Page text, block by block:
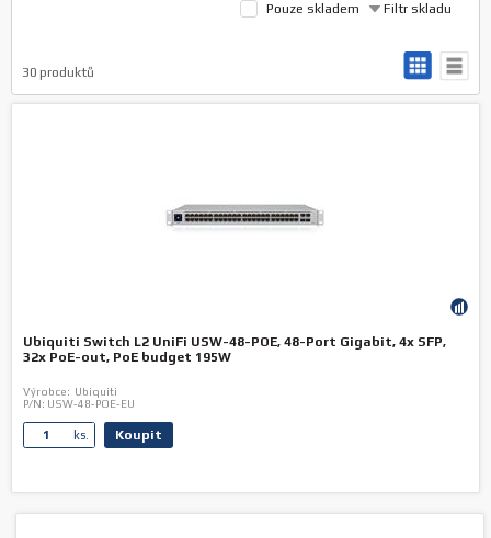
Filtr skladu
Pouze skladem
30 produktů
Ubiquiti Switch L2 UniFi USW-48-POE, 48-Port Gigabit, 4x SFP,
32x PoE-out, PoE budget 195W
Výrobce: Ubiquiti
P/N: USW-48-POE-EU
ks. Koupit